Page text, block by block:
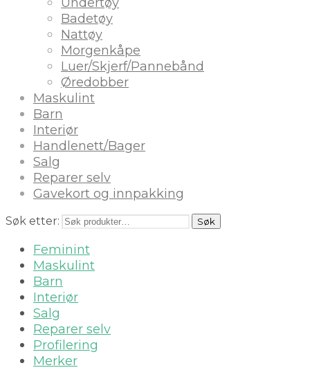
Undertøy
Badetøy
Nattøy
Morgenkåpe
Luer/Skjerf/Pannebånd
Øredobber
Maskulint
Barn
Interiør
Handlenett/Bager
Salg
Reparer selv
Gavekort og innpakking
Søk etter: Søk
Feminint
Maskulint
Barn
Interiør
Salg
Reparer selv
Profilering
Merker